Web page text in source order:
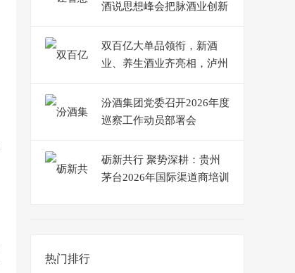
酒说思想峰会把脉酒业创新
双百亿大单品领衔，新酒
业、养生酒业齐亮相，泸州
之道
汾酒集团党委召开2026年度
巡察工作动员部署会
砺新共行 聚势深耕：贵州
茅台2026年国际渠道商培训
热门排行